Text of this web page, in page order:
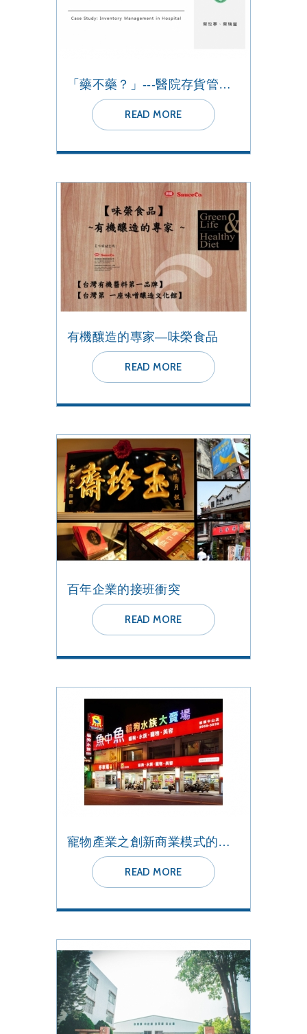
「藥不藥？」---醫院存貨管理告訴你！
READ MORE
有機釀造的專家—味榮食品
READ MORE
百年企業的接班衝突
READ MORE
寵物產業之創新商業模式的轉變
READ MORE